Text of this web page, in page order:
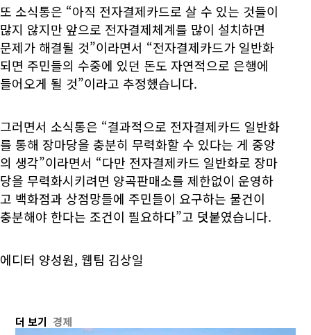
또 소식통은 “아직 전자결제카드로 살 수 있는 것들이
많지 않지만 앞으로 전자결제체계를 많이 설치하면
문제가 해결될 것”이라면서 “전자결제카드가 일반화
되면 주민들의 수중에 있던 돈도 자연적으로 은행에
들어오게 될 것”이라고 추정했습니다.
그러면서 소식통은 “결과적으로 전자결제카드 일반화
를 통해 장마당을 충분히 무력화할 수 있다는 게 중앙
의 생각”이라면서 “다만 전자결제카드 일반화로 장마
당을 무력화시키려면 양곡판매소를 제한없이 운영하
고 백화점과 상점망들에 주민들이 요구하는 물건이
충분해야 한다는 조건이 필요하다”고 덧붙였습니다.
에디터 양성원, 웹팀 김상일
더 보기 경제